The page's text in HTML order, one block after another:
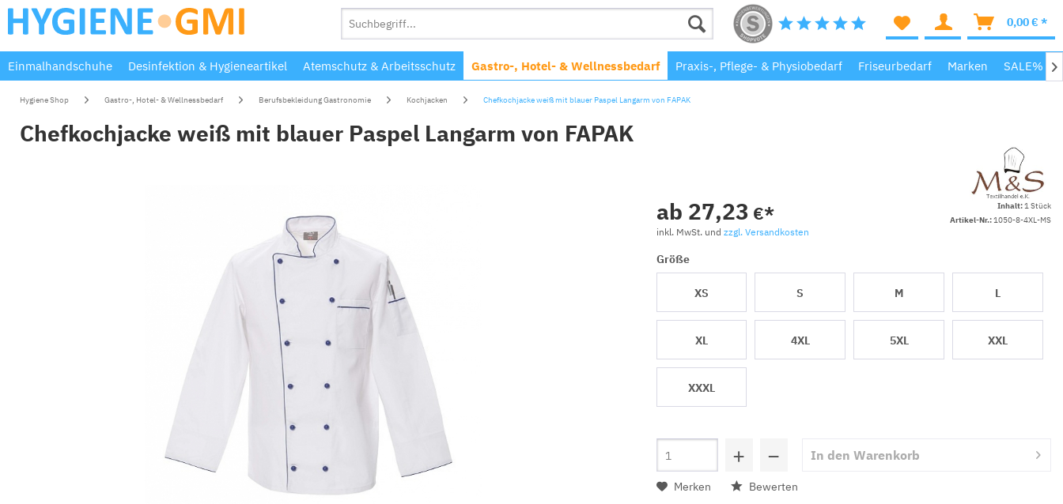
0,00 € *
Einmalhandschuhe Desinfektion & Hygieneartikel Atemschutz & Arbeitsschutz Gastro-, Hotel- & Wellnessbedarf Praxis-, Pflege- & Physiobedarf Friseurbedarf Marken SALE% 
Hygiene Shop Gastro-, Hotel- & Wellnessbedarf Berufsbekleidung Gastronomie Kochjacken Chefkochjacke weiß mit blauer Paspel Langarm von FAPAK
Chefkochjacke weiß mit blauer Paspel Langarm von FAPAK
ab 27,23 €*
inkl. MwSt. und zzgl. Versandkosten
Inhalt:1 Stück
Artikel-Nr.:1050-8-4XL-MS
Größe
XS S M L
XL 4XL 5XL XXL
XXXL
+ − In den Warenkorb
Merken Bewerten